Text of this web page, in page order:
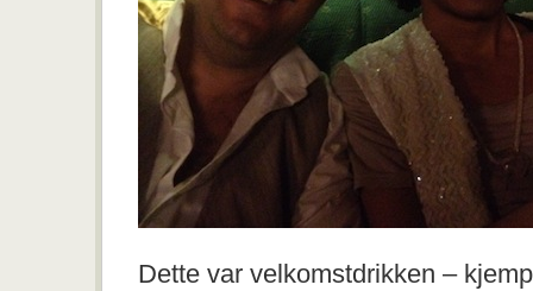
Dette var velkomstdrikken –